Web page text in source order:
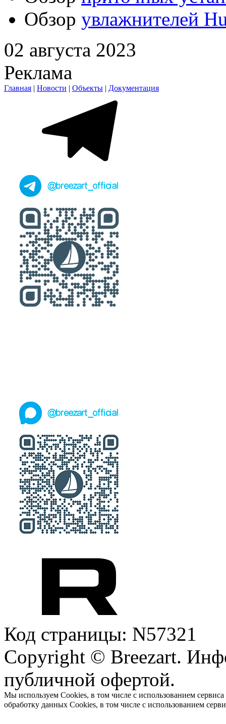
Обзор увлажнителей
02 августа 2023
Реклама
Главная | Новости | Объекты | Документация
Код страницы: N57321
Copyright © Breezart.
публичной офертой.
Мы используем Cookies, в том числе с использованием
обработку данных Cookies, в том числе с использованием